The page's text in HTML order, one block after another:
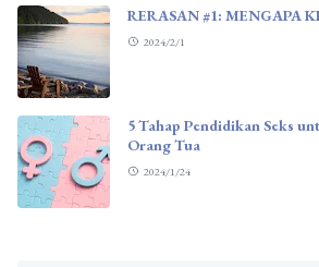
RERASAN #1: MENGAPA
2024/2/1
5 Tahap Pendidikan Seks
Orang Tua
2024/1/24